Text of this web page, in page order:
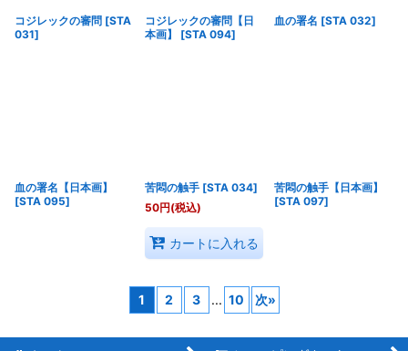
コジレックの審問 [STA
031]
コジレックの審問【日
本画】
[STA 094]
血の署名 [STA 032]
血の署名【日本画】
[STA 095]
苦悶の触手 [STA 034]
50円(税込)
カートに入れる
苦悶の触手【日本画】
[STA 097]
1 2 3 ... 10 次»